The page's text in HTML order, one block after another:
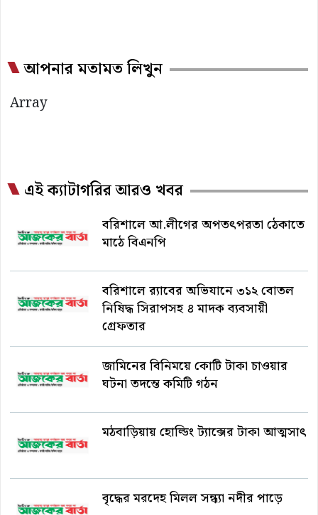
আপনার মতামত লিখুন
Array
এই ক্যাটাগরির আরও খবর
বরিশালে আ.লীগের অপতৎপরতা ঠেকাতে
মাঠে বিএনপি
বরিশালে র‍্যাবের অভিযানে ৩১২ বোতল
নিষিদ্ধ সিরাপসহ ৪ মাদক ব্যবসায়ী
গ্রেফতার
জামিনের বিনিময়ে কোটি টাকা চাওয়ার
ঘটনা তদন্তে কমিটি গঠন
মঠবাড়িয়ায় হোল্ডিং ট্যাক্সের টাকা আত্মসাৎ
বৃদ্ধের মরদেহ মিলল সন্ধ্যা নদীর পাড়ে